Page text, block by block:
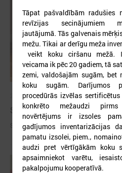
2026. gada 09. jūlijs
Sumināti Latvijas labākie
Sumināti Latvijas labākie tirgotāji
Tāpat pašvaldībām radušies
revīzijas secinājumiem
jautājumā. Tās galvenais
mežu. Tikai ar derīgu meža
veikt koku ciršanu mežā.
veicama ik pēc 20 gadiem, tā
zemi, valdošajām sugām, bet
koku sugām. Darījumos
procedūrās izvēlas
konkrēto mežaudzi
novērtējums ir izsoles
gadījumos inventarizācijas
pamatu izsolei, piem.,
audzi pret vērtīgākām koku
apsaimniekot varētu,
pakalpojumu kooperatīvā.